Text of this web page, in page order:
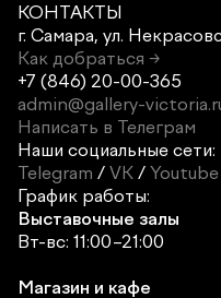
КОНТАКТЫ
г. Самара, ул.
Как добраться →
+7 (846) 20-00-365
admin@gallery-
Написать в Телеграм
Наши социальные сети:
Telegram / VK / Youtube
График работы:
Выставочные залы
Вт-вс: 11:00–21:00
Магазин и кафе